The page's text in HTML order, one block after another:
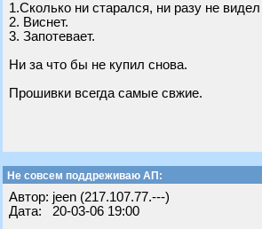
1.Сколько ни старался, ни разу не
2. Виснет.
3. Запотевает.
Ни за что бы не купил снова.
Прошивки всегда самые свжие.
Не совсем поддреживаю АП:
Автор: jeen (217.107.77.---)
Дата: 20-03-06 19:00